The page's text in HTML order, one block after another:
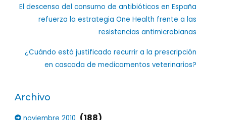
El descenso del consumo de antibióticos en España
refuerza la estrategia One Health frente a las
resistencias antimicrobianas
¿Cuándo está justificado recurrir a la prescripción
en cascada de medicamentos veterinarios?
Archivo